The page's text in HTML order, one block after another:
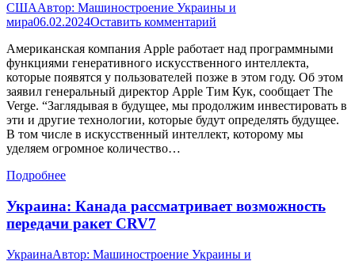
СШААвтор: Машиностроение Украины и
мира06.02.2024Оставить комментарий
Американская компания Apple работает над программными
функциями генеративного искусственного интеллекта,
которые появятся у пользователей позже в этом году. Об этом
заявил генеральный директор Apple Тим Кук, сообщает The
Verge. “Заглядывая в будущее, мы продолжим инвестировать в
эти и другие технологии, которые будут определять будущее.
В том числе в искусственный интеллект, которому мы
уделяем огромное количество…
Подробнее
Украина: Канада рассматривает возможность
передачи ракет CRV7
УкраинаАвтор: Машиностроение Украины и